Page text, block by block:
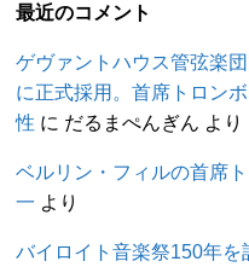
最近のコメント
ゲヴァントハウス管弦楽
に正式採用。首席トロン
性 に だるまぺんぎん より
ベルリン・フィルの首席
一 より
バイロイト音楽祭150年